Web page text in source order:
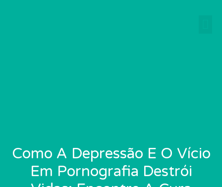
Como A Depressão E O Vício
Em Pornografia Destrói